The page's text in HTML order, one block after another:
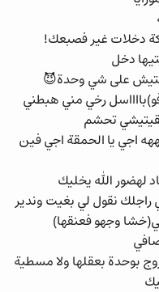
دخلات غير فصبعك!
دخل
على شي وحدة😈
رخي مني هبطني
تحشم
اجي يا الحمقة اجي فين
لهضور الله يخليك
نقول لي بغيت وندير
وجهو فعنقها)
بوحدة بعقلها ولا مسطية